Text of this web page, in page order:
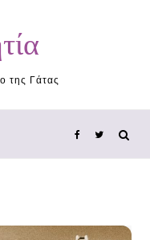
της Γάτας